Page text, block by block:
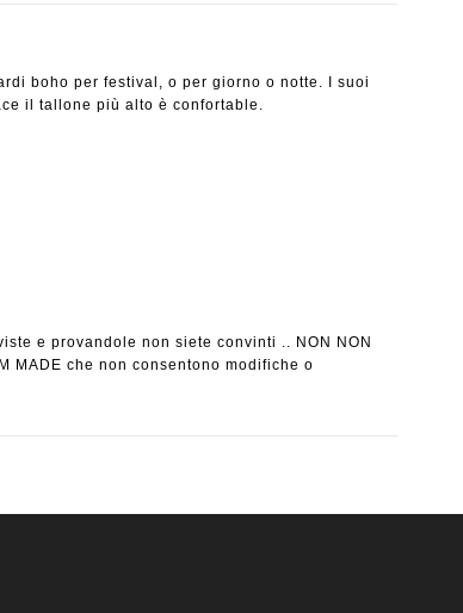
boho per festival, o per giorno o notte. I suoi
il tallone più alto è confortable.
e provandole non siete convinti .. NON NON
MADE che non consentono modifiche o